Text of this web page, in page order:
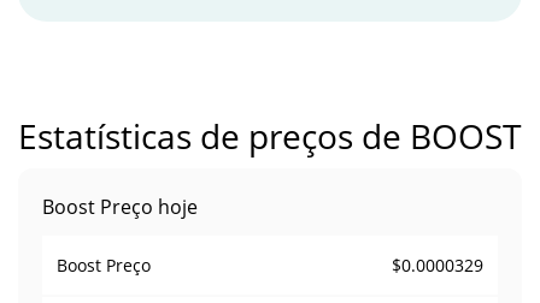
Estatísticas de preços de BOOST
Boost Preço hoje
Boost Preço $0.0000329